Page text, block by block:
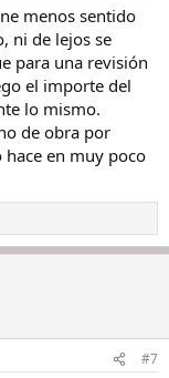
completo en
encima esos precios
que querría un
respecto de
movimiento con lo
la diferencia es
the repair will be
change).
of the
menos sentido
ni de lejos se
para una revisión
el importe del
lo mismo.
de obra por
en muy poco
#7